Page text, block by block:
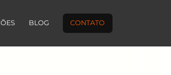
BLOG CONTATO